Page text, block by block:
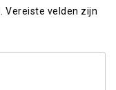
Vereiste velden zijn